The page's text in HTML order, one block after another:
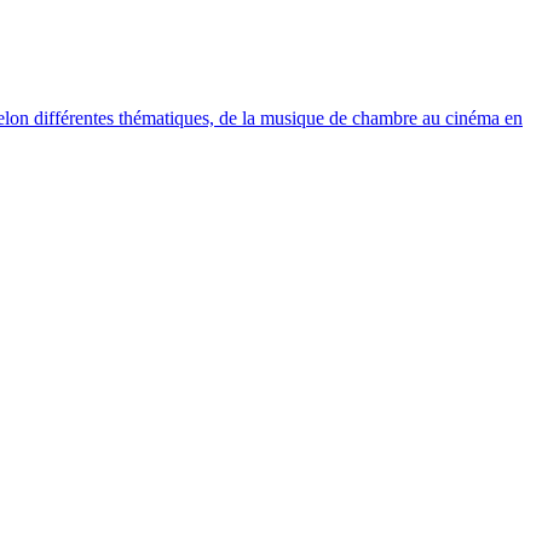
différentes thématiques, de la musique de chambre au cinéma en